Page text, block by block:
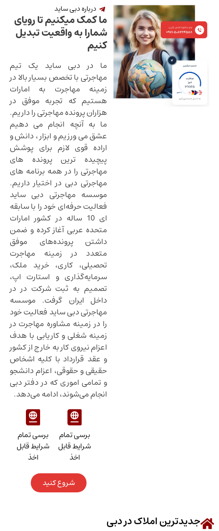
درباره دبی ساید
ما کمک میکنیم تا رویای
شمارا به واقعیت تبدیل
کنیم
ما در دبی ساید یک تیم
مهاجرتی با تخصص بسیار بالا در
زمینه مهاجرت به امارات
هستیم که تجربه موفق در
هزاران پرونده مهاجرتی را داریم.
ما به آنچه انجام می دهیم
عشق می ورزیم و ابزار ، دانش و
اراده قوی لازم برای پوشش
پیچیده ترین پرونده های
مهاجرتی را در همه برنامه های
مهاجرتی دبی در اختیار داریم.
موسسه مهاجرتی دبی ساید
فعالیت حرفه‌ای خود را با سابقه
ای 10 ساله در کشور امارات
متحده عربی آغاز کرده و ضمن
داشتن پرونده‌های موفق
متعدد در زمینه مهاجرت
تحصیلی، کاری، خرید ملک،
سرمایه‌گذاری و استارت اپ،
تصمیم به ثبت شرکت در در
داخل ایران گرفت. موسسه
مهاجرتی دبی ساید فعالیت خود
را در زمینه مشاوره مهاجرت در
زمینه شغلی و کاریابی با هدف
اعزام نیروی کار به خارج از کشور
و عقد قرارداد با کلیه اشخاص
حقیقی و حقوقی، اعزام دانشجو
و تمامی اموری که در دفتر دبی
انجام می‌شوند، ادامه می‌دهد.
برسی تمام
شرایط قابل
اخذ
برسی تمام
شرایط قابل
اخذ
شروع کنید
جدیدترین املاک در دبی